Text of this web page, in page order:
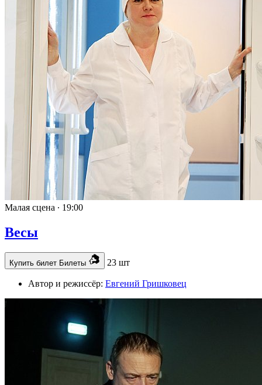
Малая сцена ∙ 19:00
Весы
Купить билет Билеты 23 шт
Автор и режиссёр: Евгений Гришковец